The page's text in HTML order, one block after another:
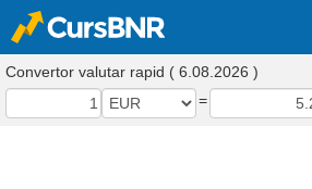
Convertor valutar rapid ( 6.08.2026 )
=